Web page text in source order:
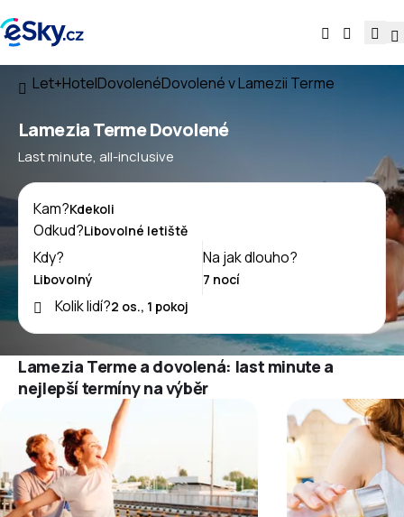
Let+HotelDovolenéDovolené v Lamezii Terme
Lamezia Terme Dovolené
Last minute, all-inclusive
Kam?
Odkud?
Kdy?
Na jak dlouho?
Kolik lidí?
Lamezia Terme a dovolená: last minute a
nejlepší termíny na výběr